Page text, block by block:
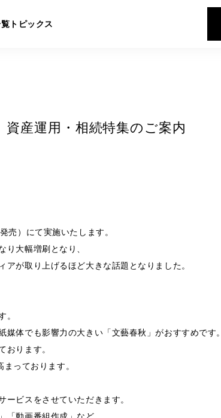
トピックス
資産運用・相続特集のご案内
売）にて実施いたします。
り大幅増刷となり、
が取り上げるほど大きな話題となりました。
。
体でも影響力の大きい「文藝春秋」がおすすめです。
おります。
っております。
ビスをさせていただきます。